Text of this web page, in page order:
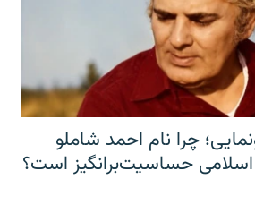
چرا نام احمد شاملو
حساسیت‌برانگیز است؟